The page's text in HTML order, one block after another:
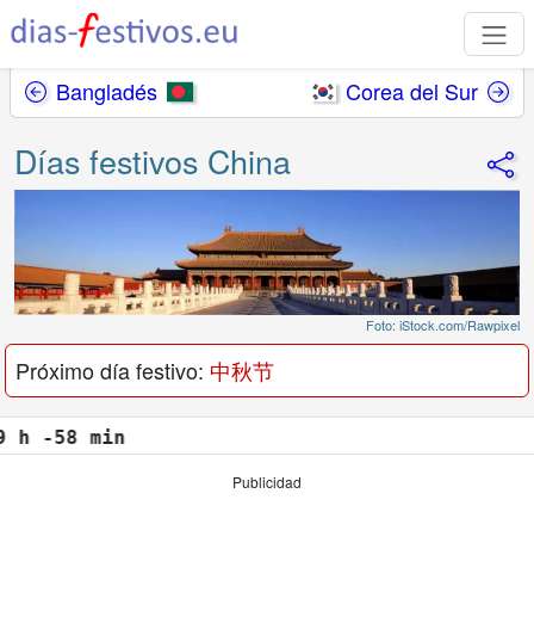
Bangladés Corea del Sur
Días festivos China
Foto: iStock.com/Rawpixel
Próximo día festivo: 中秋节
Publicidad